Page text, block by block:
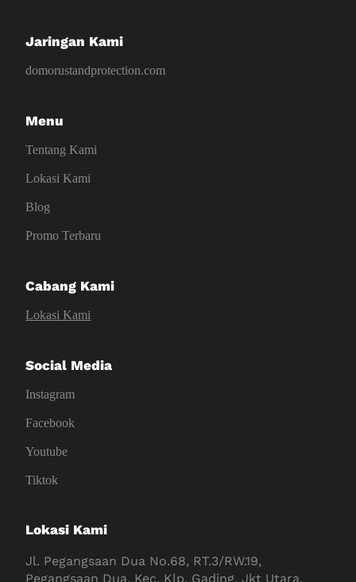
Jaringan Kami
domorustandprotection.com
Menu
Tentang Kami
Lokasi Kami
Blog
Promo Terbaru
Cabang Kami
Lokasi Kami
Social Media
Instagram
Facebook
Youtube
Tiktok
Lokasi Kami
Jl. Pegangsaan Dua No.68, RT.3/RW.19,
Pegangsaan Dua, Kec. Klp. Gading, Jkt Utara,